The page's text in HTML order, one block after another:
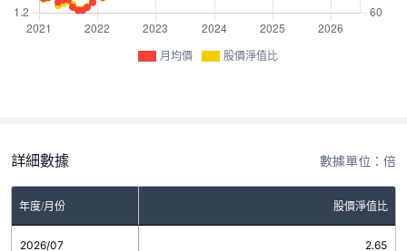
月均價 股價淨值比
詳細數據 數據單位：倍
年度/月份 股價淨值比
2026/07 2.65